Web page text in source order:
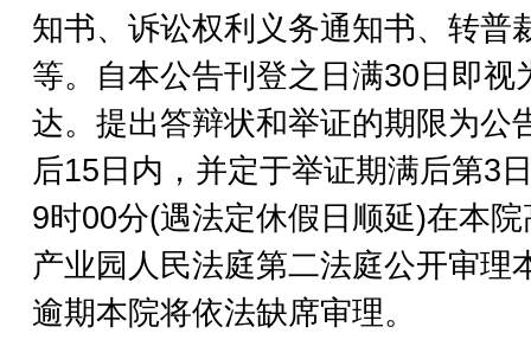
知书、诉讼权利义务通知书、转普
等。自本公告刊登之日满30日即视
达。提出答辩状和举证的期限为公
后15日内，并定于举证期满后第3
9时00分(遇法定休假日顺延)在本院
产业园人民法庭第二法庭公开审理
逾期本院将依法缺席审理。